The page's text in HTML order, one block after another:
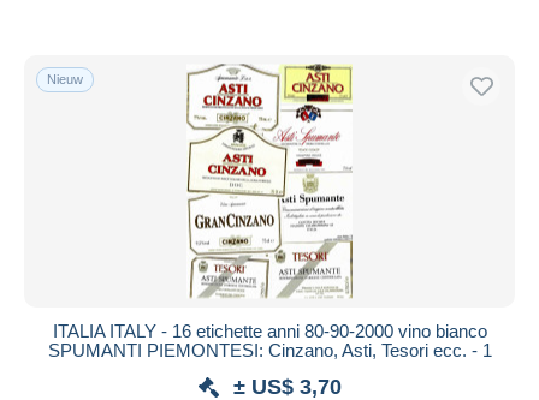
Nieuw
ITALIA ITALY - 16 etichette anni 80-90-2000 vino bianco
SPUMANTI PIEMONTESI: Cinzano, Asti, Tesori ecc. - 1
± US$ 3,70